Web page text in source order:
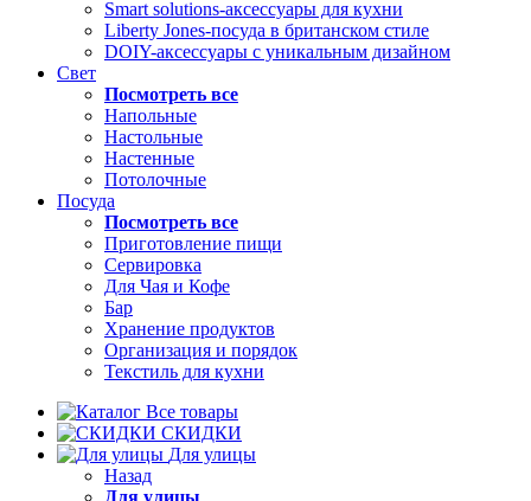
Smart solutions-аксессуары для кухни
Liberty Jones-посуда в британском стиле
DOIY-аксессуары с уникальным дизайном
Свет
Посмотреть все
Напольные
Настольные
Настенные
Потолочные
Посуда
Посмотреть все
Приготовление пищи
Сервировка
Для Чая и Кофе
Бар
Хранение продуктов
Организация и порядок
Текстиль для кухни
Все товары
СКИДКИ
Для улицы
Назад